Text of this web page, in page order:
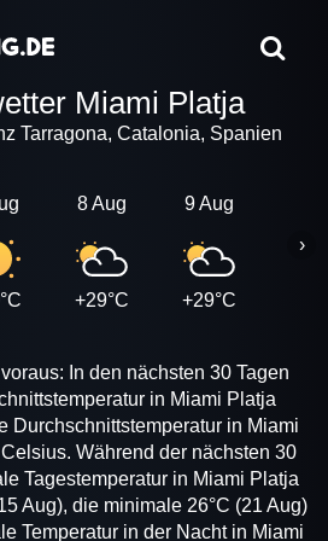
Miami Platja
Tarragona, Catalonia, Spanien
8 Aug
+29°C
9 Aug
+29°C
›
In den nächsten 30 Tagen
in Miami Platja
Durchschnittstemperatur in Miami
Während der nächsten 30
Tagestemperatur in Miami Platja
Aug), die minimale 26°C (21 Aug)
Temperatur in der Nacht in Miami